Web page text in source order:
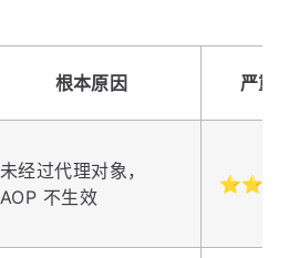
根本原因 严重
未经过代理对象，
AOP 不生效